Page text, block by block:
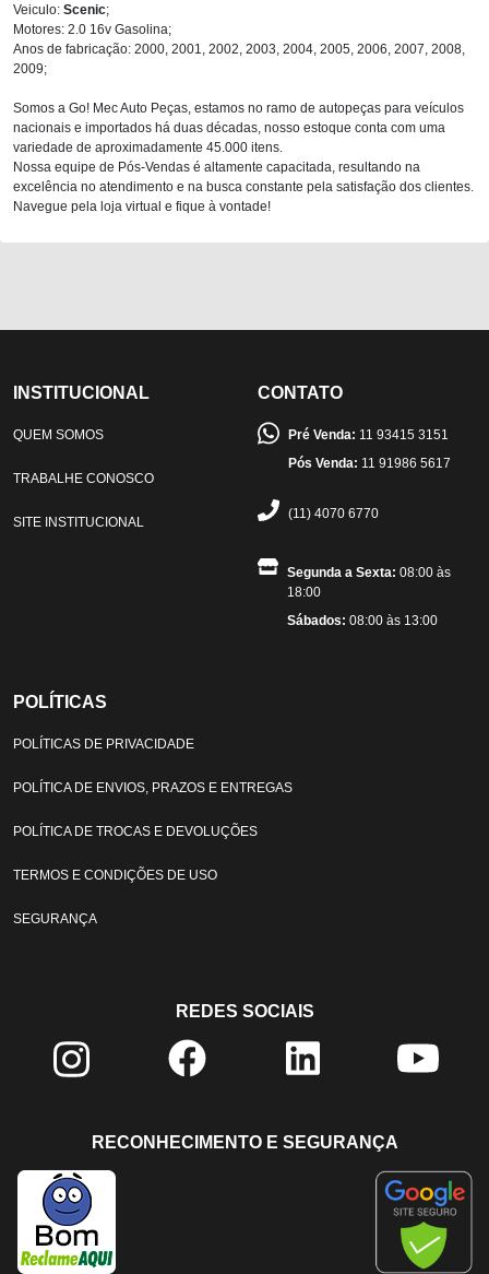
Veiculo: Scenic;
Motores: 2.0 16v Gasolina;
Anos de fabricação: 2000, 2001, 2002, 2003, 2004, 2005, 2006, 2007, 2008,
2009;
Somos a Go! Mec Auto Peças, estamos no ramo de autopeças para veículos
nacionais e importados há duas décadas, nosso estoque conta com uma
variedade de aproximadamente 45.000 itens.
Nossa equipe de Pós-Vendas é altamente capacitada, resultando na
excelência no atendimento e na busca constante pela satisfação dos clientes.
Navegue pela loja virtual e fique à vontade!
INSTITUCIONAL
QUEM SOMOS
TRABALHE CONOSCO
SITE INSTITUCIONAL
CONTATO
Pré Venda: 11 93415 3151
Pós Venda: 11 91986 5617
(11) 4070 6770
Segunda a Sexta: 08:00 às
18:00
Sábados: 08:00 às 13:00
POLÍTICAS
POLÍTICAS DE PRIVACIDADE
POLÍTICA DE ENVIOS, PRAZOS E ENTREGAS
POLÍTICA DE TROCAS E DEVOLUÇÕES
TERMOS E CONDIÇÕES DE USO
SEGURANÇA
REDES SOCIAIS
RECONHECIMENTO E SEGURANÇA